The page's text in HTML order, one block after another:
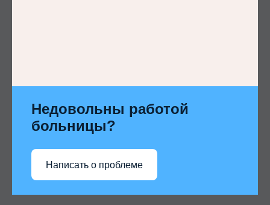
Недовольны работой
больницы?
Написать о проблеме